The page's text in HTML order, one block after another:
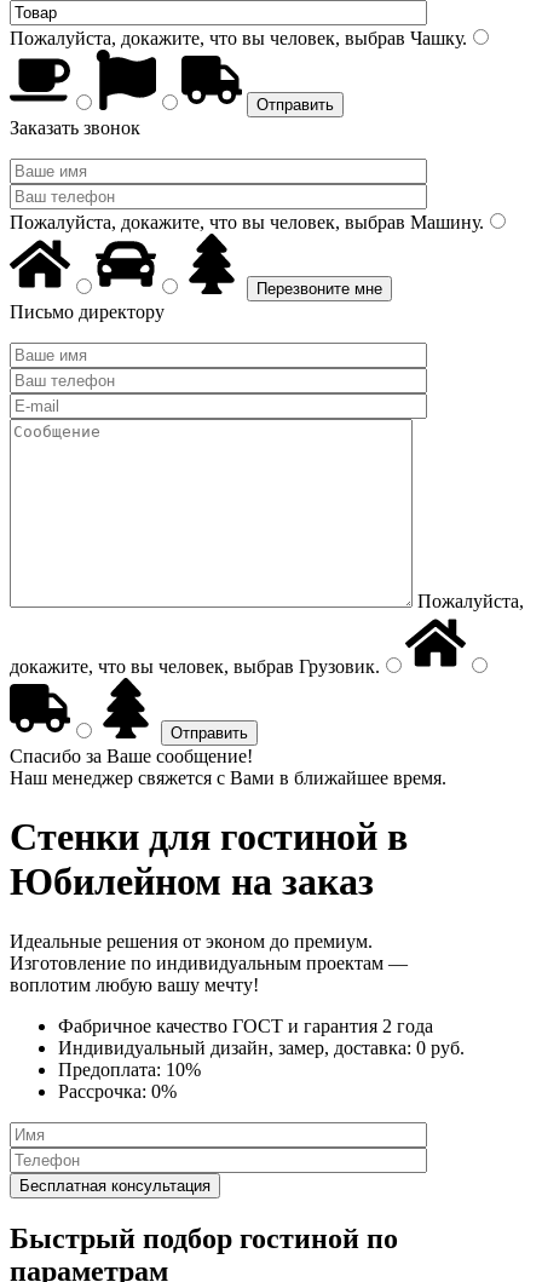
Пожалуйста, докажите, что вы человек, выбрав Чашку.
Заказать звонок
Пожалуйста, докажите, что вы человек, выбрав Машину.
Письмо директору
Пожалуйста,
докажите, что вы человек, выбрав Грузовик.
Спасибо за Ваше сообщение!
Наш менеджер свяжется с Вами в ближайшее время.
Стенки для гостиной в
Юбилейном на заказ
Идеальные решения от эконом до премиум.
Изготовление по индивидуальным проектам —
воплотим любую вашу мечту!
Фабричное качество ГОСТ и гарантия 2 года
Индивидуальный дизайн, замер, доставка: 0 руб.
Предоплата: 10%
Рассрочка: 0%
Быстрый подбор гостиной по
параметрам